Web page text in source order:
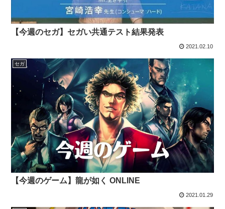
【今週のセガ】セガい共通テスト結果発表
2021.02.10
セガ
【今週のゲーム】龍が如く ONLINE
2021.01.29